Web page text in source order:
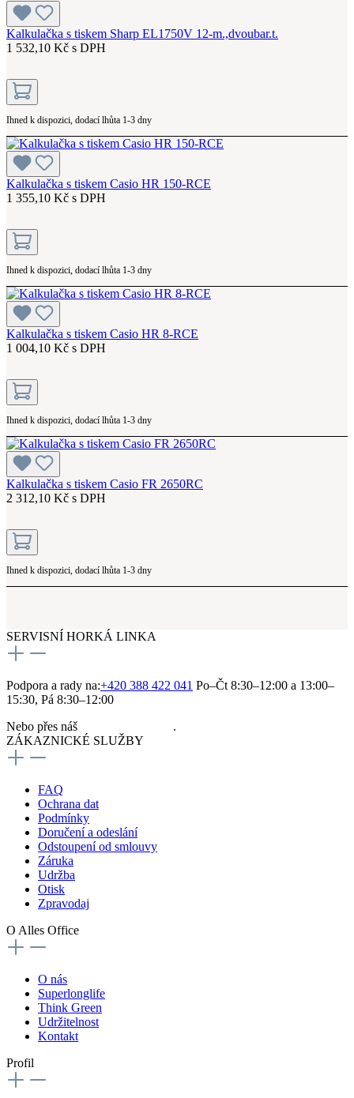
Kalkulačka s tiskem Sharp EL1750V 12-m.,dvoubar.t.
1 532,10 Kč s DPH
Ihned k dispozici, dodací lhůta 1-3 dny
Kalkulačka s tiskem Casio HR 150-RCE
1 355,10 Kč s DPH
Ihned k dispozici, dodací lhůta 1-3 dny
Kalkulačka s tiskem Casio HR 8-RCE
1 004,10 Kč s DPH
Ihned k dispozici, dodací lhůta 1-3 dny
Kalkulačka s tiskem Casio FR 2650RC
2 312,10 Kč s DPH
Ihned k dispozici, dodací lhůta 1-3 dny
SERVISNÍ HORKÁ LINKA
Podpora a rady na:+420 388 422 041 Po–Čt 8:30–12:00 a 13:00–
15:30, Pá 8:30–12:00
Nebo přes náš
.
ZÁKAZNICKÉ SLUŽBY
FAQ
Ochrana dat
Podmínky
Doručení a odeslání
Odstoupení od smlouvy
Záruka
Udržba
Otisk
Zpravodaj
O Alles Office
O nás
Superlonglife
Think Green
Udržitelnost
Kontakt
Profil